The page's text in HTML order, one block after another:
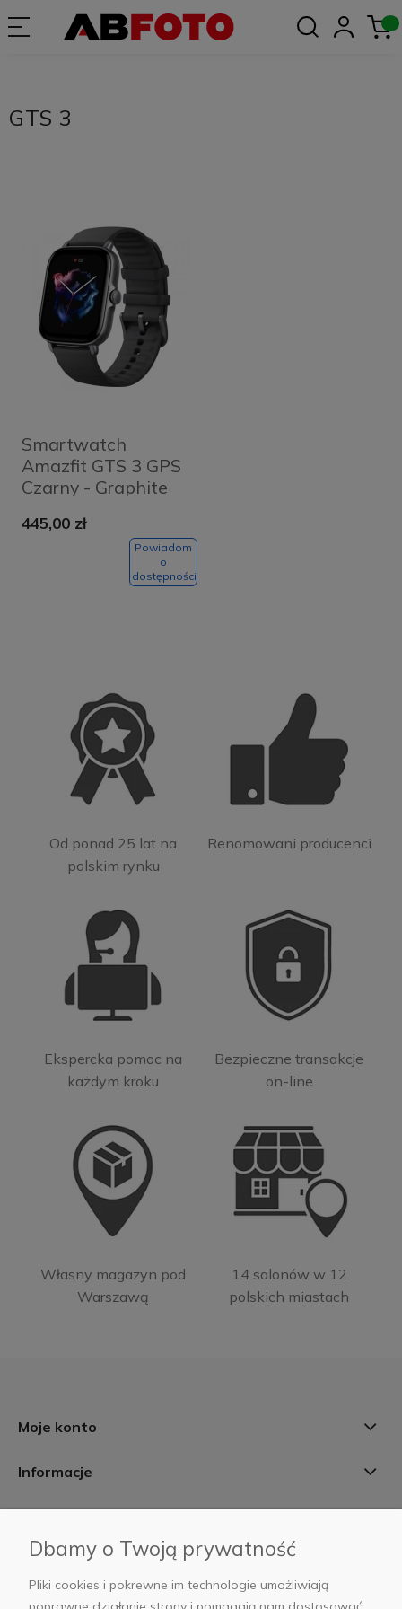
GTS 3
Smartwatch
Amazfit GTS 3 GPS
Czarny - Graphite
445,00 zł
Powiadom
o
dostępności
Od ponad 25 lat na
polskim rynku
Renomowani producenci
Ekspercka pomoc na
każdym kroku
Bezpieczne transakcje
on-line
Własny magazyn pod
Warszawą
14 salonów w 12
polskich miastach
Moje konto
Informacje
AB Foto
Dbamy o Twoją prywatność
Pliki cookies i pokrewne im technologie umożliwiają